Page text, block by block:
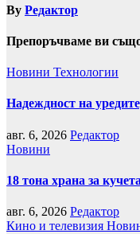
By Редактор
Препоръчваме ви
Новини Технологии
Надеждност на
авг. 6, 2026 Редактор
Новини
18 тона храна за
авг. 6, 2026 Редактор
Кино и телевизия